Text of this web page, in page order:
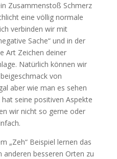
Zusammenstoß Schmerz
eine völlig normale
verbinden wir mit
Sache“ und in der
Art Zeichen deiner
Natürlich können wir
von
aber wie man es sehen
seine positiven Aspekte
wir nicht so gerne oder
„Zeh“ Beispiel lernen das
anderen besseren Orten zu